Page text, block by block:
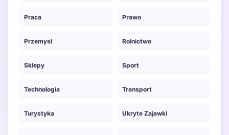
Praca Prawo
Przemysł Rolnictwo
Sklepy Sport
Technologia Transport
Turystyka Ukryte Zajawki